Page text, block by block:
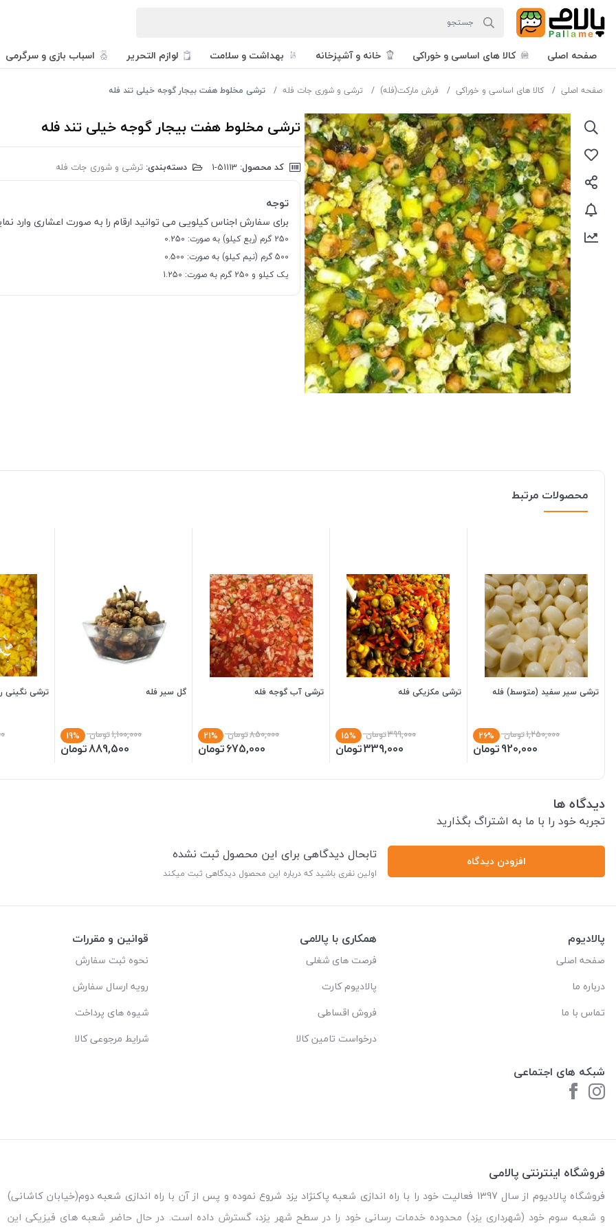
صفحه اصلی کالا های اساسی و خوراکی خانه و آشپزخانه بهداشت و سلامت لوازم التحریر اسباب بازی و سرگرمی
صفحه اصلی کالا های اساسی و خوراکی فرش مارکت(فله) ترشی و شوری جات فله ترشی مخلوط هفت بیجار گوجه خیلی تند فله
ترشی مخلوط هفت بیجار گوجه خیلی تند فله
کد محصول: دسته‌بندی: ترشی و شوری جات فله
توجه
برای سفارش اجناس کیلویی می توانید ارقام را به صورت اعشاری وارد
250 گرم (ربع کیلو) به صورت: 0.250
500 گرم (نیم کیلو) به صورت: 0.500
یک کیلو و 250 گرم به صورت: 1.250
محصولات مرتبط
ترشی سیر سفید (متوسط) فله
1,250,000تومان 26%
920,000تومان
ترشی مکزیکی فله
399,000تومان 15%
339,000تومان
ترشی آب گوجه فله
850,000تومان 21%
675,000تومان
گل سیر فله
1,100,000تومان 19%
889,500تومان
ترشی نگینی
دیدگاه ها
تجربه خود را با ما به اشتراگ بگذارید
افزودن دیدگاه تابحال دیدگاهی برای این محصول ثبت نشده
اولین نفری باشید که درباره این محصول دیدگاهی ثبت میکند
پالادیوم
صفحه اصلی
درباره ما
تماس با ما
شبکه های اجتماعی
همکاری با پالامی
فرصت های شغلی
پالادیوم کارت
فروش اقساطی
درخواست تامین کالا
قوانین و مقررات
نحوه ثبت سفارش
رویه ارسال سفارش
شیوه های پرداخت
شرایط مرجوعی کالا
فروشگاه اینترنتی پالامی
فروشگاه پالادیوم از سال 1397 فعالیت خود را با راه اندازی شعبه پاکنژاد یزد شروع نموده و پس از آن با راه اندازی شعبه دوم(خیابان کاشانی)
و شعبه سوم خود (شهرداری یزد) محدوده خدمات رسانی خود را در سطح شهر یزد، گسترش داده است. در حال حاضر شعبه های فیزیکی این